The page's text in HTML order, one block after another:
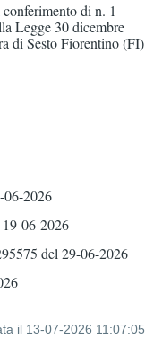
di n. 1
Legge 30 dicembre
di Sesto Fiorentino (FI)
06-2026
06-2026
del 29-06-2026
il 13-07-2026 11:07:05